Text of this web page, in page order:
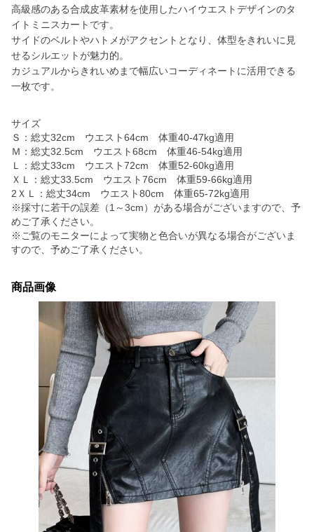
高級感のある合成皮革素材を使用したハイウエストデザインのタ
イトミニスカートです。
サイドのベルトやハトメがアクセントとなり、体型をきれいに見
せるシルエットが魅力的。
カジュアルからきれいめまで幅広いコーディネートに活用できる
一枚です。
サイズ
Ｓ：総丈32cm ウエスト64cm 体重40-47kg適用
Ｍ：総丈32.5cm ウエスト68cm 体重46-54kg適用
Ｌ：総丈33cm ウエスト72cm 体重52-60kg適用
ＸＬ：総丈33.5cm ウエスト76cm 体重59-66kg適用
2ＸＬ：総丈34cm ウエスト80cm 体重65-72kg適用
※採寸に若干の誤差（1～3cm）がある場合がございますので、予
めご了承ください。
※ご覧のモニターによって実物と色合いが異なる場合がございま
すので、予めご了承ください。
商品画像